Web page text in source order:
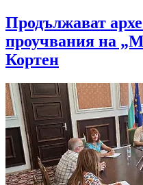
Продължават
проучвания на
Кортен